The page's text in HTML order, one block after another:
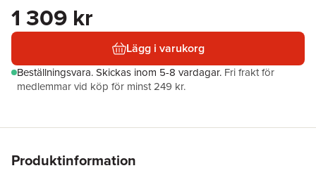
1 309 kr
Lägg i varukorg
Beställningsvara.Skickas inom 5-8 vardagar. Fri frakt för
medlemmar vid köp för minst 249 kr.
Produktinformation